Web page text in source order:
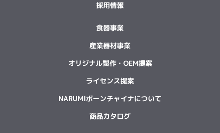
採用情報
食器事業
産業器材事業
オリジナル製作・OEM提案
ライセンス提案
NARUMIボーンチャイナについて
商品カタログ